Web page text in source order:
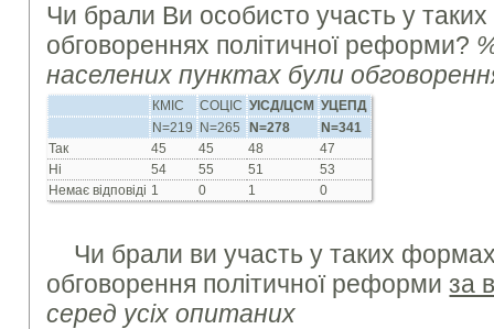
Чи брали Ви особисто участь у таких
обговореннях політичної реформи?
населених пунктах були
КМІС СОЦІС УІСД/ЦСМ
УЦЕПД
N=219
N=265 N=278
N=341
Так
45 45 48
47
Ні
54 55 51
53
Немає відповіді 1 0 1 0
Чи брали ви участь у таких формах
обговорення політичної реформиза
серед усіх опитаних